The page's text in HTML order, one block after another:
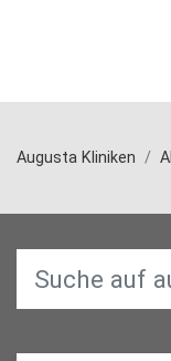
Augusta Kliniken